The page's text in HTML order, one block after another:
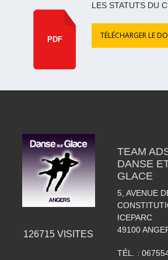
PDF
LES STATUTS DU
TÉLÉCHARGER LE
126715 VISITES
TEAM
DANSE
GLACE
5, AVENUE
ICEPARC
49100
TÉL. :